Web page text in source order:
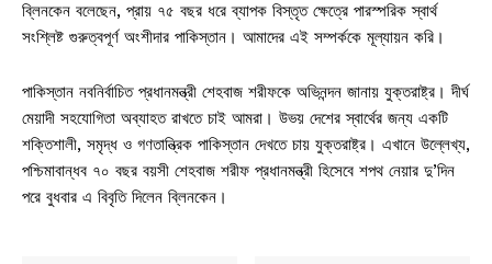
ব্লিনকেন বলেছেন, প্রায় ৭৫ বছর ধরে ব্যাপক বিস্তৃত ক্ষেত্রে পারস্পরিক স্বার্থ
সংশ্লিষ্ট গুরুত্বপূর্ণ অংশীদার পাকিস্তান। আমাদের এই সম্পর্ককে মূল্যায়ন করি।
পাকিস্তান নবনির্বাচিত প্রধানমন্ত্রী শেহবাজ শরীফকে অভিনন্দন জানায় যুক্তরাষ্ট্র। দীর্ঘ
মেয়াদী সহযোগিতা অব্যাহত রাখতে চাই আমরা। উভয় দেশের স্বার্থের জন্য একটি
শক্তিশালী, সমৃদ্ধ ও গণতান্ত্রিক পাকিস্তান দেখতে চায় যুক্তরাষ্ট্র। এখানে উল্লেখ্য,
পশ্চিমাবান্ধব ৭০ বছর বয়সী শেহবাজ শরীফ প্রধানমন্ত্রী হিসেবে শপথ নেয়ার দু’দিন
পরে বুধবার এ বিবৃতি দিলেন ব্লিনকেন।